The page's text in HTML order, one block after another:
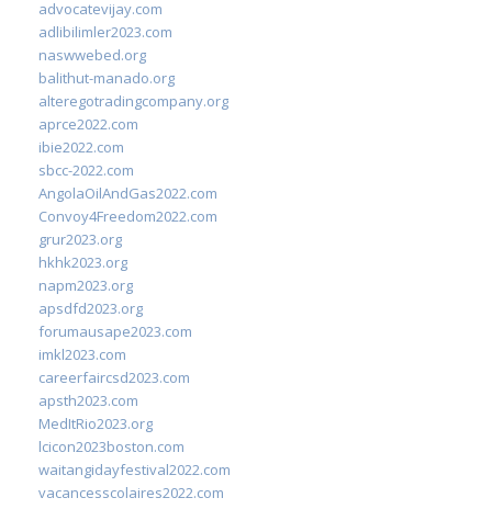
advocatevijay.com
adlibilimler2023.com
naswwebed.org
balithut-manado.org
alteregotradingcompany.org
aprce2022.com
ibie2022.com
sbcc-2022.com
AngolaOilAndGas2022.com
Convoy4Freedom2022.com
grur2023.org
hkhk2023.org
napm2023.org
apsdfd2023.org
forumausape2023.com
imkl2023.com
careerfaircsd2023.com
apsth2023.com
MedItRio2023.org
lcicon2023boston.com
waitangidayfestival2022.com
vacancesscolaires2022.com